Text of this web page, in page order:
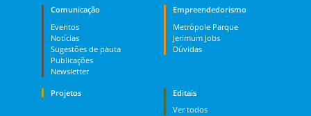
Comunicação
Eventos
Notícias
Sugestões de pauta
Publicações
Newsletter
Empreendedorismo
Metrópole Parque
Jerimum Jobs
Dúvidas
Projetos
Editais
Ver todos